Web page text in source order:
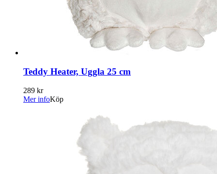
Teddy Heater, Uggla 25 cm
289 kr
Mer infoKöp